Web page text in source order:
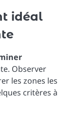
idéal
Observer
les zones les
critères à